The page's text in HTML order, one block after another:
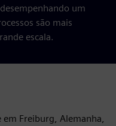
um
são mais
escala.
Freiburg, Alemanha,